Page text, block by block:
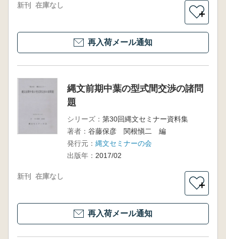
新刊 在庫なし
＋
再入荷メール通知
縄文前期中葉の型式間交渉の諸問
題
シリーズ： 第30回縄文セミナー資料集
著者： 谷藤保彦 関根愼二 編
発行元： 縄文セミナーの会
出版年： 2017/02
新刊 在庫なし
＋
再入荷メール通知